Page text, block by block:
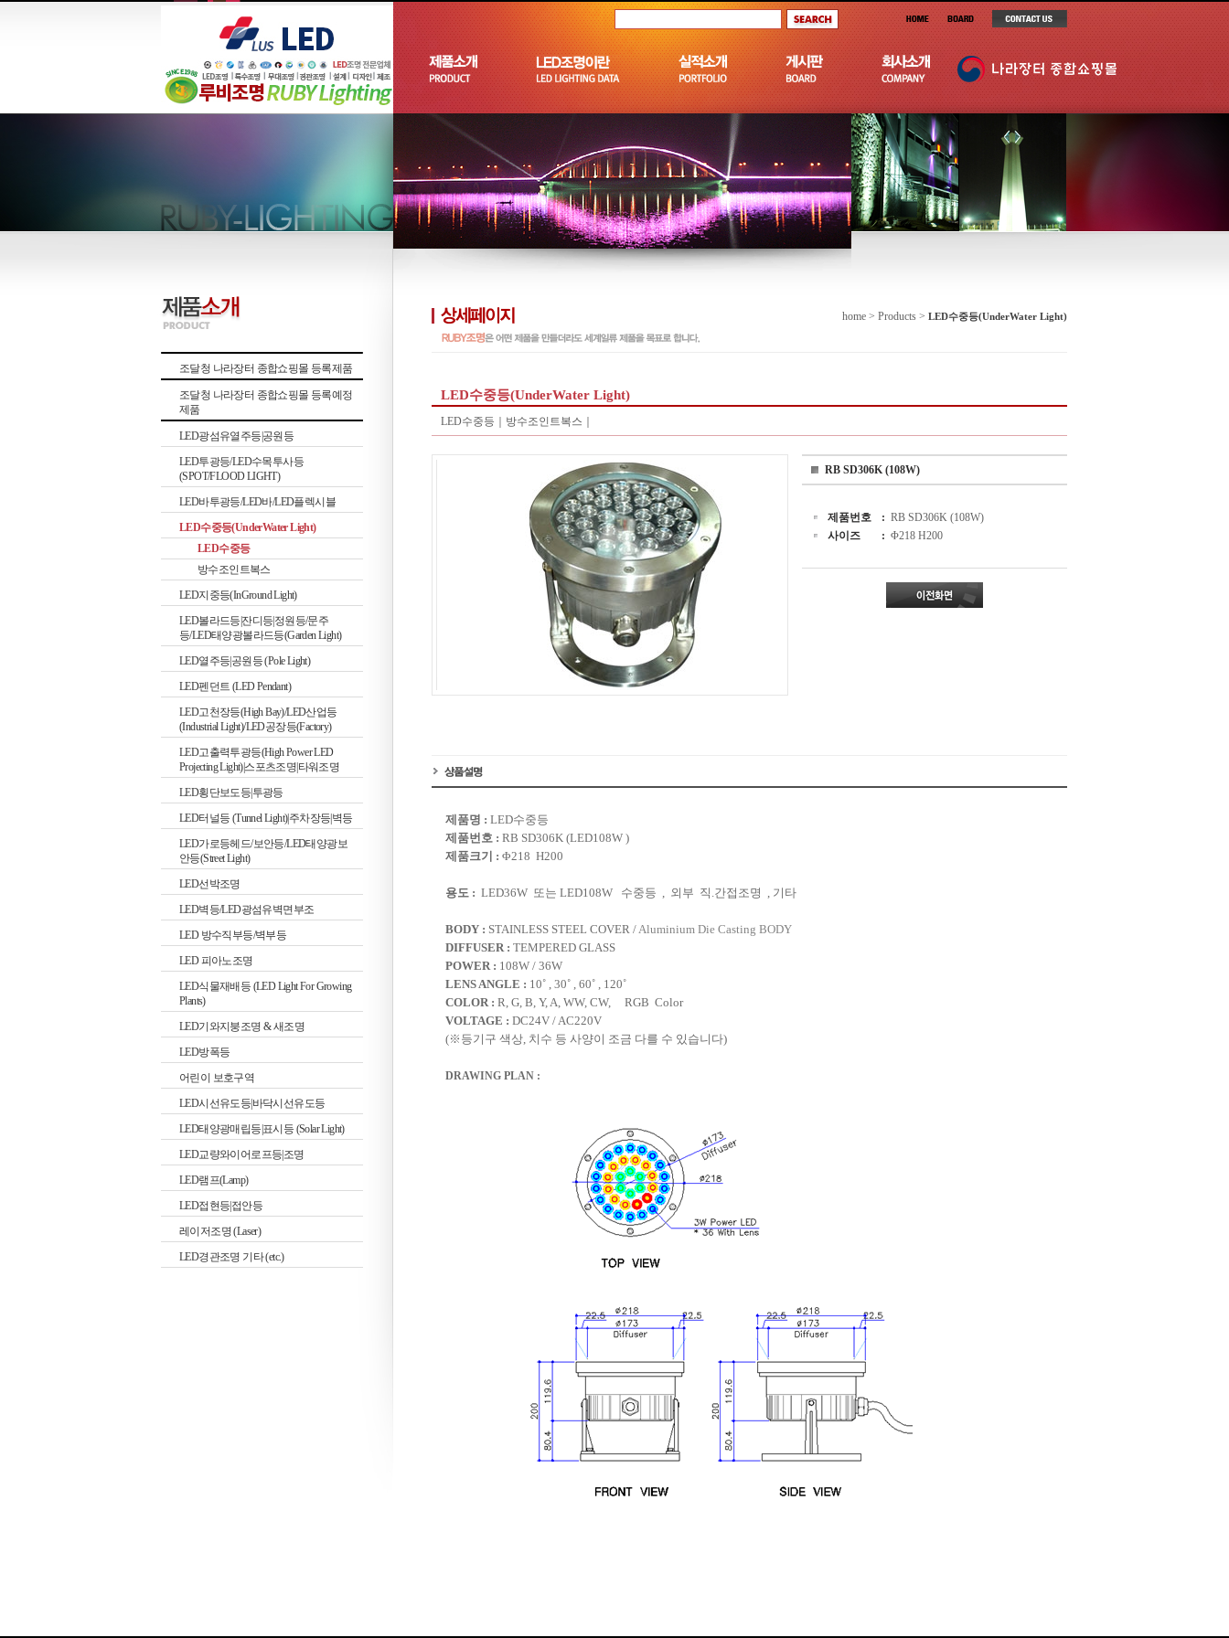
조달청 나라장터 종합쇼핑몰 등록제품
조달청 나라장터 종합쇼핑몰 등록예정
제품
LED광섬유열주등|공원등
LED투광등/LED수목투사등
(SPOT/FLOOD LIGHT)
LED바투광등/LED바/LED플렉시블
LED수중등(UnderWater Light)
LED수중등
방수조인트복스
LED지중등(InGround Light)
LED볼라드등|잔디등|정원등/문주
등/LED태양광볼라드등(Garden Light)
LED열주등|공원등 (Pole Light)
LED펜던트 (LED Pendant)
LED고천장등(High Bay)/LED산업등
(Industrial Light)/LED공장등(Factory)
LED고출력투광등(High Power LED
Projecting Light)|스포츠조명|타워조명
LED횡단보도등|투광등
LED터널등 (Tunnel Light)|주차장등|벽등
LED가로등헤드/보안등/LED태양광보
안등(Street Light)
LED선박조명
LED벽등/LED광섬유벽면부조
LED 방수직부등/벽부등
LED 피아노조명
LED식물재배등 (LED Light For Growing
Plants)
LED기와지붕조명 & 새조명
LED방폭등
어린이 보호구역
LED시선유도등|바닥시선유도등
LED태양광매립등|표시등 (Solar Light)
LED교량와이어로프등|조명
LED램프(Lamp)
LED접현등|접안등
레이저조명 (Laser)
LED경관조명 기타 (etc.)
home > Products > LED수중등(UnderWater Light)
LED수중등(UnderWater Light)
LED수중등｜ 방수조인트복스｜
RB SD306K (108W)
제품번호 : RB SD306K (108W)
사이즈
: Φ218 H200
제품명 : LED수중등
제품번호 : RB SD306K (LED108W )
제품크기 : Φ218 H200
용도 : LED36W 또는 LED108W 수중등 , 외부 직.간접조명 , 기타
BODY : STAINLESS STEEL COVER /Aluminium Die Casting BODY
DIFFUSER : TEMPERED GLASS
POWER : 108W / 36W
LENS ANGLE : 10˚ , 30˚ , 60˚ , 120˚
COLOR : R, G, B, Y, A, WW, CW, RGB Color
VOLTAGE : DC24V / AC220V
(※등기구 색상, 치수 등 사양이 조금 다를 수 있습니다)
DRAWING PLAN :